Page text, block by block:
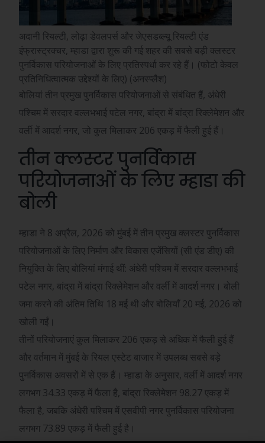
अदानी रियल्टी, लोढ़ा डेवलपर्स और जेएसडब्ल्यू रियल्टी एंड
इंफ्रास्ट्रक्चर, म्हाडा द्वारा शुरू की गई शहर की सबसे बड़ी क्लस्टर
पुनर्विकास परियोजनाओं के लिए प्रतिस्पर्धा कर रहे हैं। (फोटो केवल
प्रतिनिधित्वात्मक उद्देश्यों के लिए) (अनस्प्लैश)
बोलियां तीन प्रमुख पुनर्विकास परियोजनाओं से संबंधित हैं, अंधेरी
पश्चिम में सरदार वल्लभभाई पटेल नगर, बांद्रा में बांद्रा रिक्लेमेशन और
वर्ली में आदर्श नगर, जो कुल मिलाकर 206 एकड़ में फैली हुई हैं।
तीन क्लस्टर पुनर्विकास
परियोजनाओं के लिए म्हाडा की
बोली
म्हाडा ने 8 अप्रैल, 2026 को मुंबई में तीन प्रमुख क्लस्टर पुनर्विकास
परियोजनाओं के लिए निर्माण और विकास एजेंसियों (सी एंड डीए) की
नियुक्ति के लिए बोलियां मंगाई थीं: अंधेरी पश्चिम में सरदार वल्लभभाई
पटेल नगर, बांद्रा में बांद्रा रिक्लेमेशन और वर्ली में आदर्श नगर। बोली
जमा करने की अंतिम तिथि 18 मई थी और बोलियाँ 20 मई, 2026 को
खोली गईं।
तीनों परियोजनाएं कुल मिलाकर 206 एकड़ से अधिक में फैली हुई हैं
और वर्तमान में मुंबई के रियल एस्टेट बाजार में उपलब्ध सबसे बड़े
पुनर्विकास अवसरों में से एक हैं। म्हाडा के अनुसार, वर्ली में आदर्श नगर
लगभग 34.33 एकड़ में फैला है, बांद्रा रिक्लेमेशन 98.27 एकड़ में
फैला है, जबकि अंधेरी पश्चिम में एसवीपी नगर पुनर्विकास परियोजना
लगभग 73.89 एकड़ में फैली हुई है।